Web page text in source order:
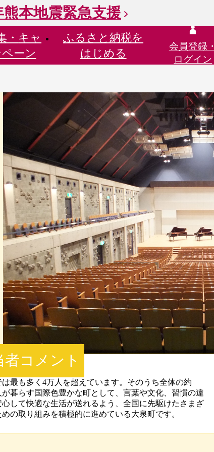
熊本地震緊急支援
・ キャ
ペーン
ふるさと納税を
はじめる
会員登録・
ログイン
者コメント
最も多く4万人を超えています。そのうち全体の約
暮らす国際色豊かな町として、言葉や文化、習慣の違
心して快適な生活が送れるよう、全国に先駆けたさまざ
の取り組みを積極的に進めている大泉町です。